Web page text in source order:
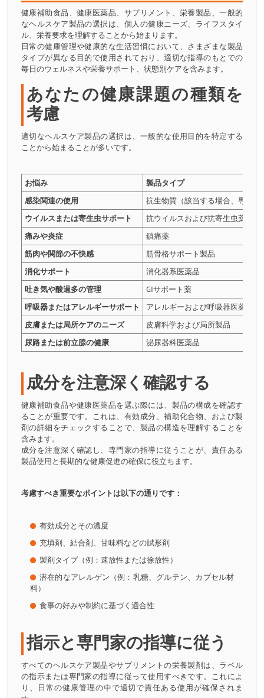
健康補助食品、健康医薬品、サプリメント、栄養製品、一般的
なヘルスケア製品の選択は、個人の健康ニーズ、ライフスタイ
ル、栄養要求を理解することから始まります。
日常の健康管理や健康的な生活習慣において、さまざまな製品
タイプが異なる目的で使用されており、適切な指導のもとでの
毎日のウェルネスや栄養サポート、状態別ケアを含みます。
あなたの健康課題の種類を
考慮
適切なヘルスケア製品の選択は、一般的な使用目的を特定する
ことから始まることが多いです。
お悩み
製品タイプ
感染関連の使用
抗生物質（該当する場合、専門家
ウイルスまたは寄生虫サポート
抗ウイルスおよび抗寄生虫薬
痛みや炎症
鎮痛薬
筋肉や関節の不快感
筋骨格サポート製品
消化サポート
消化器系医薬品
吐き気や酸過多の管理
GIサポート薬
呼吸器またはアレルギーサポート
アレルギーおよび呼吸器医薬品
皮膚または局所ケアのニーズ
皮膚科学および局所製品
尿路または前立腺の健康
泌尿器科医薬品
成分を注意深く確認する
健康補助食品や健康医薬品を選ぶ際には、製品の構成を確認す
ることが重要です。これは、有効成分、補助化合物、および製
剤の詳細をチェックすることで、製品の構造を理解することを
含みます。
成分を注意深く確認し、専門家の指導に従うことが、責任ある
製品使用と長期的な健康促進の確保に役立ちます。
考慮すべき重要なポイントは以下の通りです：
有効成分とその濃度
充填剤、結合剤、甘味料などの賦形剤
製剤タイプ（例：速放性または徐放性）
潜在的なアレルゲン（例：乳糖、グルテン、カプセル材
料）
食事の好みや制約に基づく適合性
指示と専門家の指導に従う
すべてのヘルスケア製品やサプリメントの栄養製剤は、ラベル
の指示または専門家の指導に従って使用すべきです。これによ
り、日常の健康管理の中で適切で責任ある使用が確保されま